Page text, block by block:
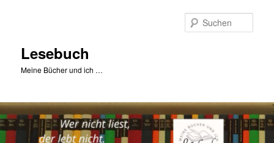
Lesebuch
Meine Bücher und ich …